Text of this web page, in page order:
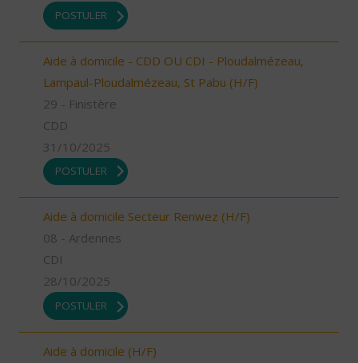
POSTULER
Aide à domicile - CDD OU CDI - Ploudalmézeau,
Lampaul-Ploudalmézeau, St Pabu (H/F)
29 - Finistère
CDD
31/10/2025
POSTULER
Aide à domicile Secteur Renwez (H/F)
08 - Ardennes
CDI
28/10/2025
POSTULER
Aide à domicile (H/F)